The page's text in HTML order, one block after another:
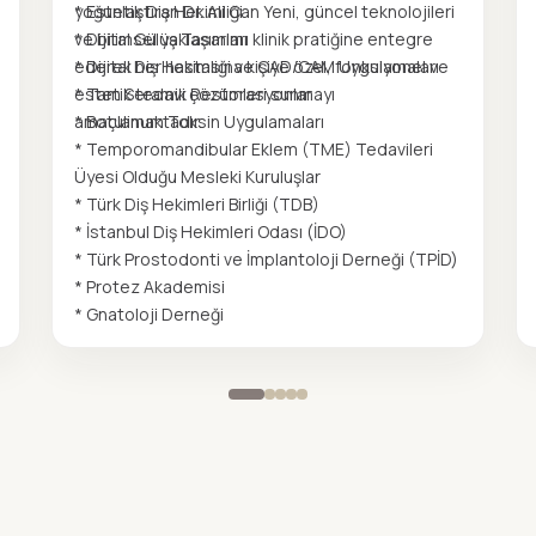
yoğunlaştıran Dr. Ali Can Yeni, güncel teknolojileri
ve bilimsel yaklaşımları klinik pratiğine entegre
ederek her hastasına kişiye özel, fonksiyonel ve
estetik tedavi çözümleri sunmayı
amaçlamaktadır.
* Estetik Diş Hekimliği
* Dijital Gülüş Tasarımı
* Dijital Diş Hekimliği ve CAD/CAM Uygulamaları
* Tam Seramik Restorasyonlar
* Botulinum Toksin Uygulamaları
* Temporomandibular Eklem (TME) Tedavileri
Üyesi Olduğu Mesleki Kuruluşlar
* Türk Diş Hekimleri Birliği (TDB)
* İstanbul Diş Hekimleri Odası (İDO)
* Türk Prostodonti ve İmplantoloji Derneği (TPİD)
* Protez Akademisi
* Gnatoloji Derneği